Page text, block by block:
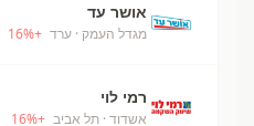
אושר עד
מגדל העמק · ערד +
16%
רמי לוי
אשדוד · תל אביב +
16%